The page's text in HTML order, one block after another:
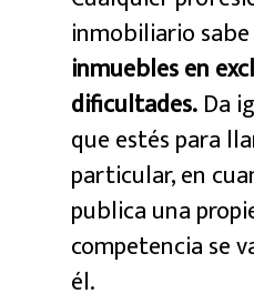
inmobiliario
inmuebles en
dificultades.Da
que estés para
particular, en
publica una
competencia se
él.